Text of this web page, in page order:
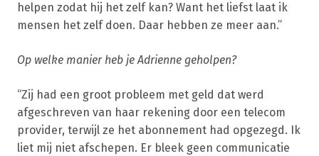
helpen zodat hij het zelf kan? Want het liefst laat ik
mensen het zelf doen. Daar hebben ze meer aan.”
Op welke manier heb je Adrienne geholpen?
“Zij had een groot probleem met geld dat werd
afgeschreven van haar rekening door een telecom
provider, terwijl ze het abonnement had opgezegd. Ik
liet mij niet afschepen. Er bleek geen communicatie